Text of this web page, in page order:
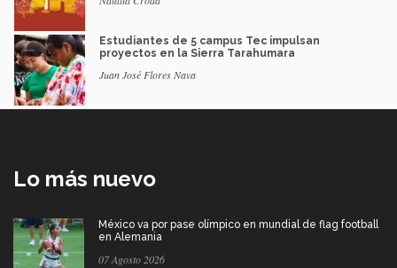
Estudiantes de 5 campus Tec impulsan
proyectos en la Sierra Tarahumara
Juan José Flores Nava
Lo más nuevo
México va por pase olímpico en mundial de flag football
en Alemania
07 Agosto 2026